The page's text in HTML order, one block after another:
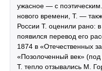
ужасное — с поэтическим.
нового времени, Т. —
России Т. оценили рано:
появился перевод его
1874 в «Отечественных
«Позолоченный век»
Т. тепло отзывались М.